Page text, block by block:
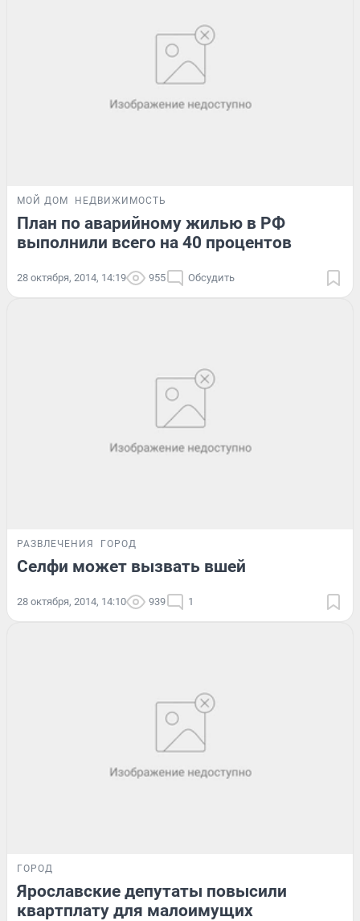
МОЙ ДОМ НЕДВИЖИМОСТЬ
План по аварийному жилью в РФ
выполнили всего на 40 процентов
28 октября, 2014, 14:19 955 Обсудить
РАЗВЛЕЧЕНИЯ ГОРОД
Селфи может вызвать вшей
28 октября, 2014, 14:10 939 1
ГОРОД
Ярославские депутаты повысили
квартплату для малоимущих